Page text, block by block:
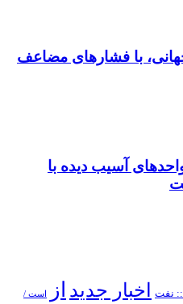
جهانی، با فشارهای مضاعف
آسیب دیده با
:: نفت اخبار جدید از است /